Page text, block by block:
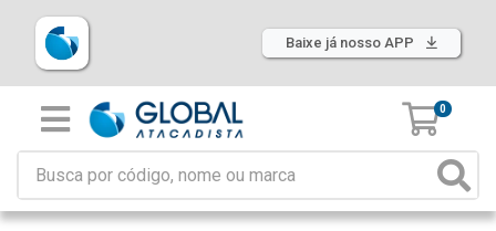
Baixe já nosso APP
0